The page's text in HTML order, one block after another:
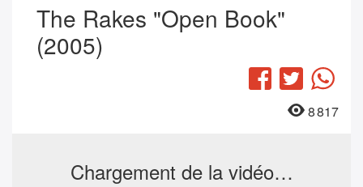
The Rakes "Open Book"
(2005)
Facebook
Twitter
8 817
Chargement de la vidéo…